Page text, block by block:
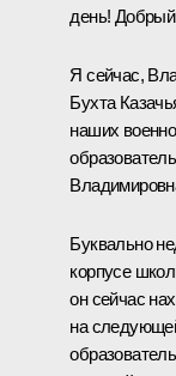
день!
Я сейчас,
Бухта
наших
Буквально
корпусе
он сейчас
на